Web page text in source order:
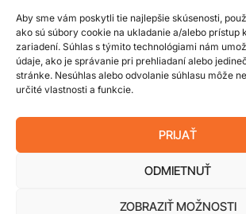
Aby sme vám poskytli tie najlepšie skúsenosti,
ako sú súbory cookie na ukladanie a/alebo prístup
zariadení. Súhlas s týmito technológiami nám
údaje, ako je správanie pri prehliadaní alebo
stránke. Nesúhlas alebo odvolanie súhlasu môže
určité vlastnosti a funkcie.
PRIJAŤ
ODMIETNUŤ
ZOBRAZIŤ MOŽNOSTI